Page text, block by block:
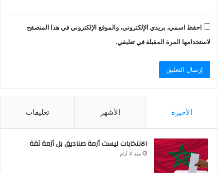
احفظ اسمي، بريدي الإلكتروني، والموقع الإلكتروني في هذا المتصفح
لاستخدامها المرة المقبلة في تعليقي.
الأخيرة الأشهر تعليقات
الانتخابات ليست أزمة صناديق بل أزمة ثقة
منذ 4 أيام